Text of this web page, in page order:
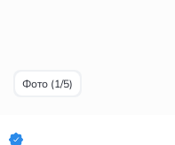
Фото (1/5)